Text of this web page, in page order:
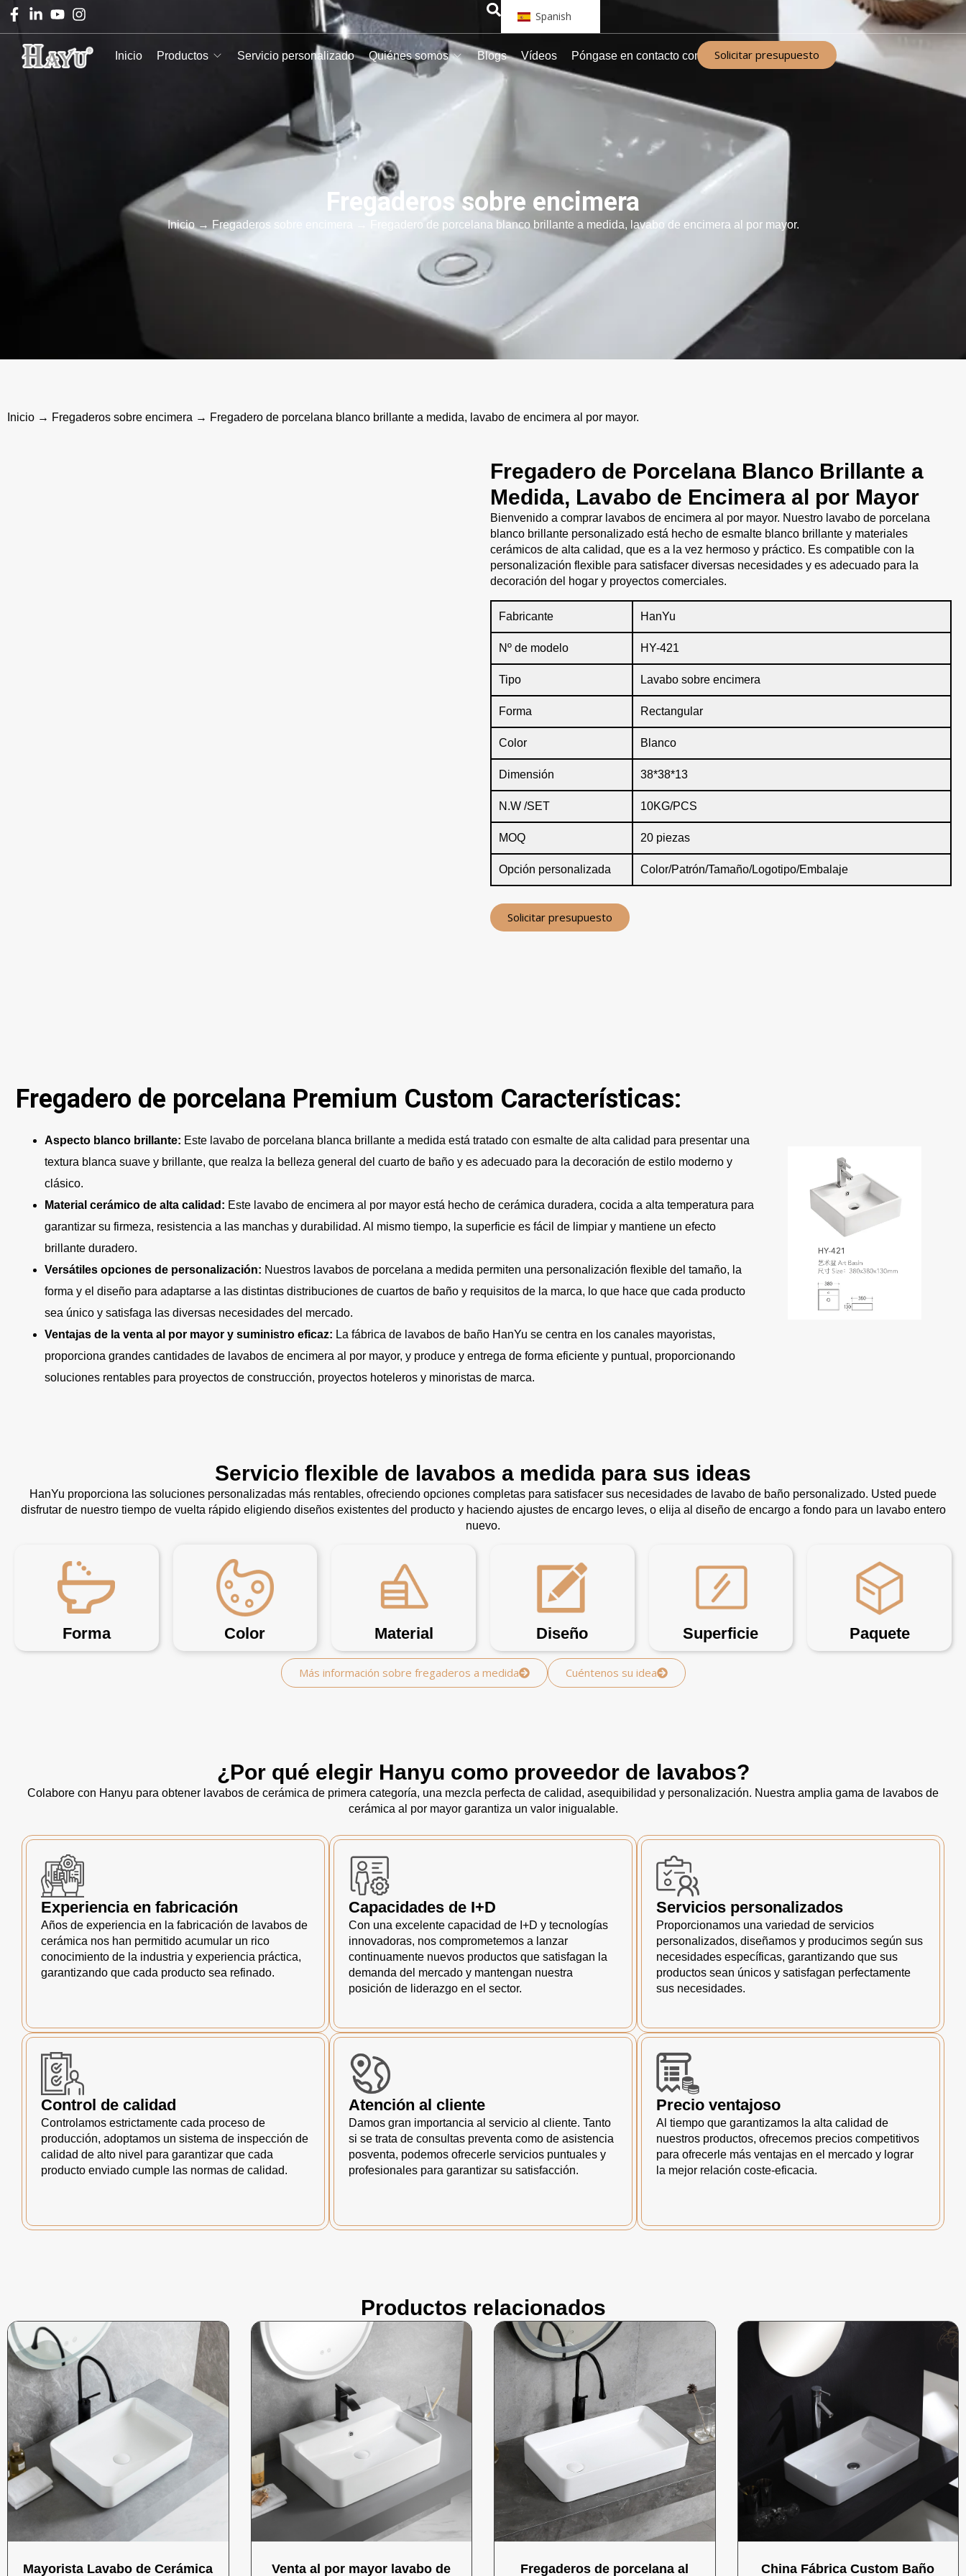
Spanish
Inicio Productos Servicio personalizado Quiénes somos Blogs Vídeos Póngase en contacto con Solicitar presupuesto
Fregaderos sobre encimera
Inicio→ Fregaderos sobre encimera → Fregadero de porcelana blanco brillante a medida, lavabo de encimera al por mayor.
Inicio → Fregaderos sobre encimera → Fregadero de porcelana blanco brillante a medida, lavabo de encimera al por mayor.
Fregadero de Porcelana Blanco Brillante a
Medida, Lavabo de Encimera al por Mayor
Bienvenido a comprar lavabos de encimera al por mayor. Nuestro lavabo de porcelana
blanco brillante personalizado está hecho de esmalte blanco brillante y materiales
cerámicos de alta calidad, que es a la vez hermoso y práctico. Es compatible con la
personalización flexible para satisfacer diversas necesidades y es adecuado para la
decoración del hogar y proyectos comerciales.
Fabricante HanYu
Nº de modelo HY-421
Tipo Lavabo sobre encimera
Forma Rectangular
Color Blanco
Dimensión 38*38*13
N.W /SET 10KG/PCS
MOQ 20 piezas
Opción personalizada Color/Patrón/Tamaño/Logotipo/Embalaje
Solicitar presupuesto
Fregadero de porcelana Premium Custom Características:
Aspecto blanco brillante: Este lavabo de porcelana blanca brillante a medida está tratado con esmalte de alta calidad para presentar una
textura blanca suave y brillante, que realza la belleza general del cuarto de baño y es adecuado para la decoración de estilo moderno y
clásico.
Material cerámico de alta calidad: Este lavabo de encimera al por mayor está hecho de cerámica duradera, cocida a alta temperatura para
garantizar su firmeza, resistencia a las manchas y durabilidad. Al mismo tiempo, la superficie es fácil de limpiar y mantiene un efecto
brillante duradero.
Versátiles opciones de personalización: Nuestros lavabos de porcelana a medida permiten una personalización flexible del tamaño, la
forma y el diseño para adaptarse a las distintas distribuciones de cuartos de baño y requisitos de la marca, lo que hace que cada producto
sea único y satisfaga las diversas necesidades del mercado.
Ventajas de la venta al por mayor y suministro eficaz: La fábrica de lavabos de baño HanYu se centra en los canales mayoristas,
proporciona grandes cantidades de lavabos de encimera al por mayor, y produce y entrega de forma eficiente y puntual, proporcionando
soluciones rentables para proyectos de construcción, proyectos hoteleros y minoristas de marca.
Servicio flexible de lavabos a medida para sus ideas
HanYu proporciona las soluciones personalizadas más rentables, ofreciendo opciones completas para satisfacer sus necesidades de lavabo de baño personalizado. Usted puede
disfrutar de nuestro tiempo de vuelta rápido eligiendo diseños existentes del producto y haciendo ajustes de encargo leves, o elija al diseño de encargo a fondo para un lavabo entero
nuevo.
Forma Color Material Diseño Superficie Paquete
Más información sobre fregaderos a medida Cuéntenos su idea
¿Por qué elegir Hanyu como proveedor de lavabos?
Colabore con Hanyu para obtener lavabos de cerámica de primera categoría, una mezcla perfecta de calidad, asequibilidad y personalización. Nuestra amplia gama de lavabos de
cerámica al por mayor garantiza un valor inigualable.
Experiencia en fabricación
Años de experiencia en la fabricación de lavabos de
cerámica nos han permitido acumular un rico
conocimiento de la industria y experiencia práctica,
garantizando que cada producto sea refinado.
Capacidades de I+D
Con una excelente capacidad de I+D y tecnologías
innovadoras, nos comprometemos a lanzar
continuamente nuevos productos que satisfagan la
demanda del mercado y mantengan nuestra
posición de liderazgo en el sector.
Servicios personalizados
Proporcionamos una variedad de servicios
personalizados, diseñamos y producimos según sus
necesidades específicas, garantizando que sus
productos sean únicos y satisfagan perfectamente
sus necesidades.
Control de calidad
Controlamos estrictamente cada proceso de
producción, adoptamos un sistema de inspección de
calidad de alto nivel para garantizar que cada
producto enviado cumple las normas de calidad.
Atención al cliente
Damos gran importancia al servicio al cliente. Tanto
si se trata de consultas preventa como de asistencia
posventa, podemos ofrecerle servicios puntuales y
profesionales para garantizar su satisfacción.
Precio ventajoso
Al tiempo que garantizamos la alta calidad de
nuestros productos, ofrecemos precios competitivos
para ofrecerle más ventajas en el mercado y lograr
la mejor relación coste-eficacia.
Productos relacionados
Mayorista Lavabo de Cerámica Venta al por mayor lavabo de Fregaderos de porcelana al China Fábrica Custom Baño